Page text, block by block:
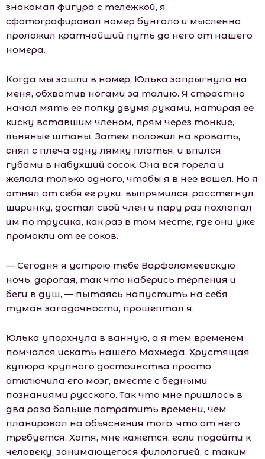
знакомая фигура с тележкой, я
сфотографировал номер бунгало и мысленно
проложил кратчайший путь до него от нашего
номера.
Когда мы зашли в номер, Юлька запрыгнула на
меня, обхватив ногами за талию. Я страстно
начал мять ее попку двумя руками, натирая ее
киску вставшим членом, прям через тонкие,
льняные штаны. Затем положил на кровать,
снял с плеча одну лямку платья, и впился
губами в набухший сосок. Она вся горела и
желала только одного, чтобы я в нее вошел. Но я
отнял от себя ее руки, выпрямился, расстегнул
ширинку, достал свой член и пару раз похлопал
им по трусика, как раз в том месте, где они уже
промокли от ее соков.
— Сегодня я устрою тебе Варфоломеевскую
ночь, дорогая, так что наберись терпения и
беги в душ, — пытаясь напустить на себя
туман загадочности, прошептал я.
Юлька упорхнула в ванную, а я тем временем
помчался искать нашего Махмеда. Хрустящая
купюра крупного достоинства просто
отключила его мозг, вместе с бедными
познаниями русского. Так что мне пришлось в
два раза больше потратить времени, чем
планировал на объяснения того, что от него
требуется. Хотя, мне кажется, если подойти к
человеку, занимающегося филологией, с таким